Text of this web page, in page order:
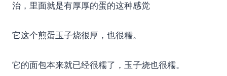
治，里面就是有厚厚的蛋的这种感觉
它这个煎蛋玉子烧很厚，也很糯。
它的面包本来就已经很糯了，玉子烧也很糯。